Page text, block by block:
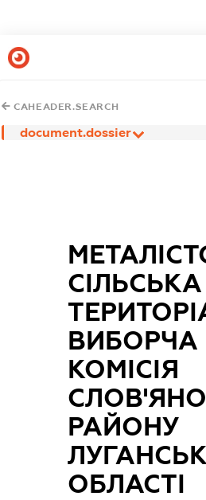
CAHEADER.SEARCH
document.dossier
СІЛЬСЬКА
ВИБОРЧА
КОМІСІЯ
РАЙОНУ
ОБЛАСТІ